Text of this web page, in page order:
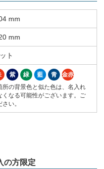
mm
mm
ト
紫 緑 藍 青
金赤
所の背景色と似た色は、名入れ
くなる可能性がございます。ご
い。
の方限定